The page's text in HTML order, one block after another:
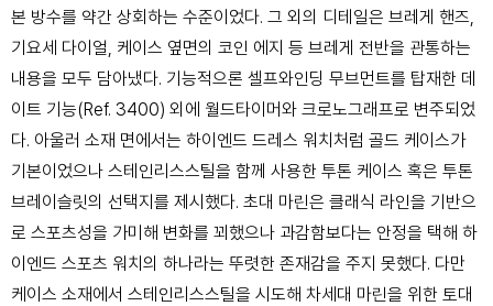
본 방수를 약간 상회하는 수준이었다. 그 외의 디테일은 브레게 핸즈,
기요세 다이얼, 케이스 옆면의 코인 에지 등 브레게 전반을 관통하는
내용을 모두 담아냈다. 기능적으론 셀프와인딩 무브먼트를 탑재한 데
이트 기능(Ref. 3400) 외에 월드타이머와 크로노그래프로 변주되었
다. 아울러 소재 면에서는 하이엔드 드레스 워치처럼 골드 케이스가
기본이었으나 스테인리스스틸을 함께 사용한 투톤 케이스 혹은 투톤
브레이슬릿의 선택지를 제시했다. 초대 마린은 클래식 라인을 기반으
로 스포츠성을 가미해 변화를 꾀했으나 과감함보다는 안정을 택해 하
이엔드 스포츠 워치의 하나라는 뚜렷한 존재감을 주지 못했다. 다만
케이스 소재에서 스테인리스스틸을 시도해 차세대 마린을 위한 토대